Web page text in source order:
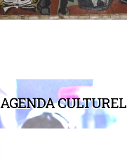
AGENDA CULTUREL